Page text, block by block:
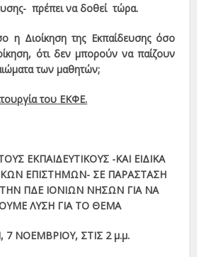
πρέπει να δοθεί τώρα.
η Διοίκηση της Εκπαίδευσης όσο
ότι δεν μπορούν να παίζουν
των μαθητών;
του ΕΚΦΕ.
ΕΚΠΑΙΔΕΥΤΙΚΟΥΣ -ΚΑΙ ΕΙΔΙΚΑ
ΕΠΙΣΤΗΜΩΝ- ΣΕ ΠΑΡΑΣΤΑΣΗ
ΠΔΕ ΙΟΝΙΩΝ ΝΗΣΩΝ ΓΙΑ ΝΑ
ΛΥΣΗ ΓΙΑ ΤΟ ΘΕΜΑ
7 ΝΟΕΜΒΡΙΟΥ, ΣΤΙΣ 2 μ.μ.